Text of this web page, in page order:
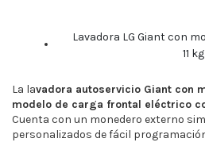
Lavadora LG Giant con
11 kg
La lavadora autoservicio Giant con
modelo de carga frontal eléctrico
Cuenta con un monedero externo
personalizados de fácil